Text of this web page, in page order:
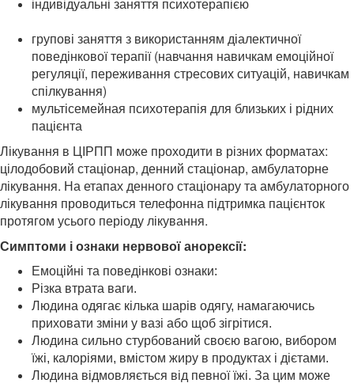
групові заняття з використанням діалектичної
поведінкової терапії (навчання навичкам емоційної
регуляції, переживання стресових ситуацій, навичкам
спілкування)
мультісемейная психотерапія для близьких і рідних
пацієнта
Лікування в ЦІРПП може проходити в різних форматах:
цілодобовий стаціонар, денний стаціонар, амбулаторне
лікування. На етапах денного стаціонару та амбулаторного
лікування проводиться телефонна підтримка пацієнток
протягом усього періоду лікування.
Симптоми і ознаки нервової анорексії:
Емоційні та поведінкові ознаки:
Різка втрата ваги.
Людина одягає кілька шарів одягу, намагаючись
приховати зміни у вазі або щоб зігрітися.
Людина сильно стурбований своєю вагою, вибором
їжі, калоріями, вмістом жиру в продуктах і дієтами.
Людина відмовляється від певної їжі. За цим може